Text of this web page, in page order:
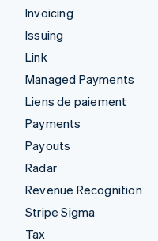
Invoicing
Issuing
Link
Managed Payments
Liens de paiement
Payments
Payouts
Radar
Revenue Recognition
Stripe Sigma
Tax